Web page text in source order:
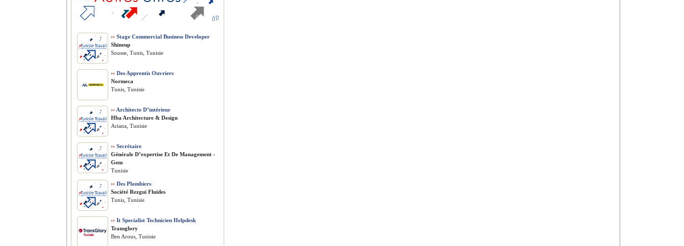
›› Stage Commercial Business Developer
Shineup
Sousse, Tunis, Tunisie
›› Des Apprentis Ouvriers
Normeca
Tunis, Tunisie
›› Architecte D’intérieur
Hba Architecture & Design
Ariana, Tunisie
›› Secrétaire
Générale D’expertise Et De Management -
Gem
Tunisie
›› Des Plombiers
Société Rezgui Fluides
Tunis, Tunisie
›› It Specialist Technicien Helpdesk
Transglory
Ben Arous, Tunisie